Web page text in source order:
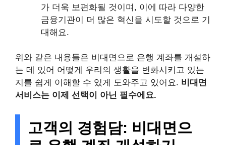
가 더욱 보편화될 것이며, 이에 따라 다양한
금융기관이 더 많은 혁신을 시도할 것으로 기
대해요.
위와 같은 내용들은 비대면으로 은행 계좌를 개설하
는 데 있어 어떻게 우리의 생활을 변화시키고 있는
지를 쉽게 이해할 수 있게 도와주고 있어요. 비대면
서비스는 이제 선택이 아닌 필수에요.
고객의 경험담: 비대면으